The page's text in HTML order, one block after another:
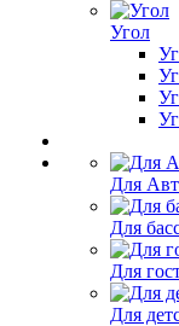
Угол
Для
Для
Для
Для